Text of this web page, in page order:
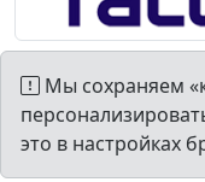
Мы сохраняем
это в настройках